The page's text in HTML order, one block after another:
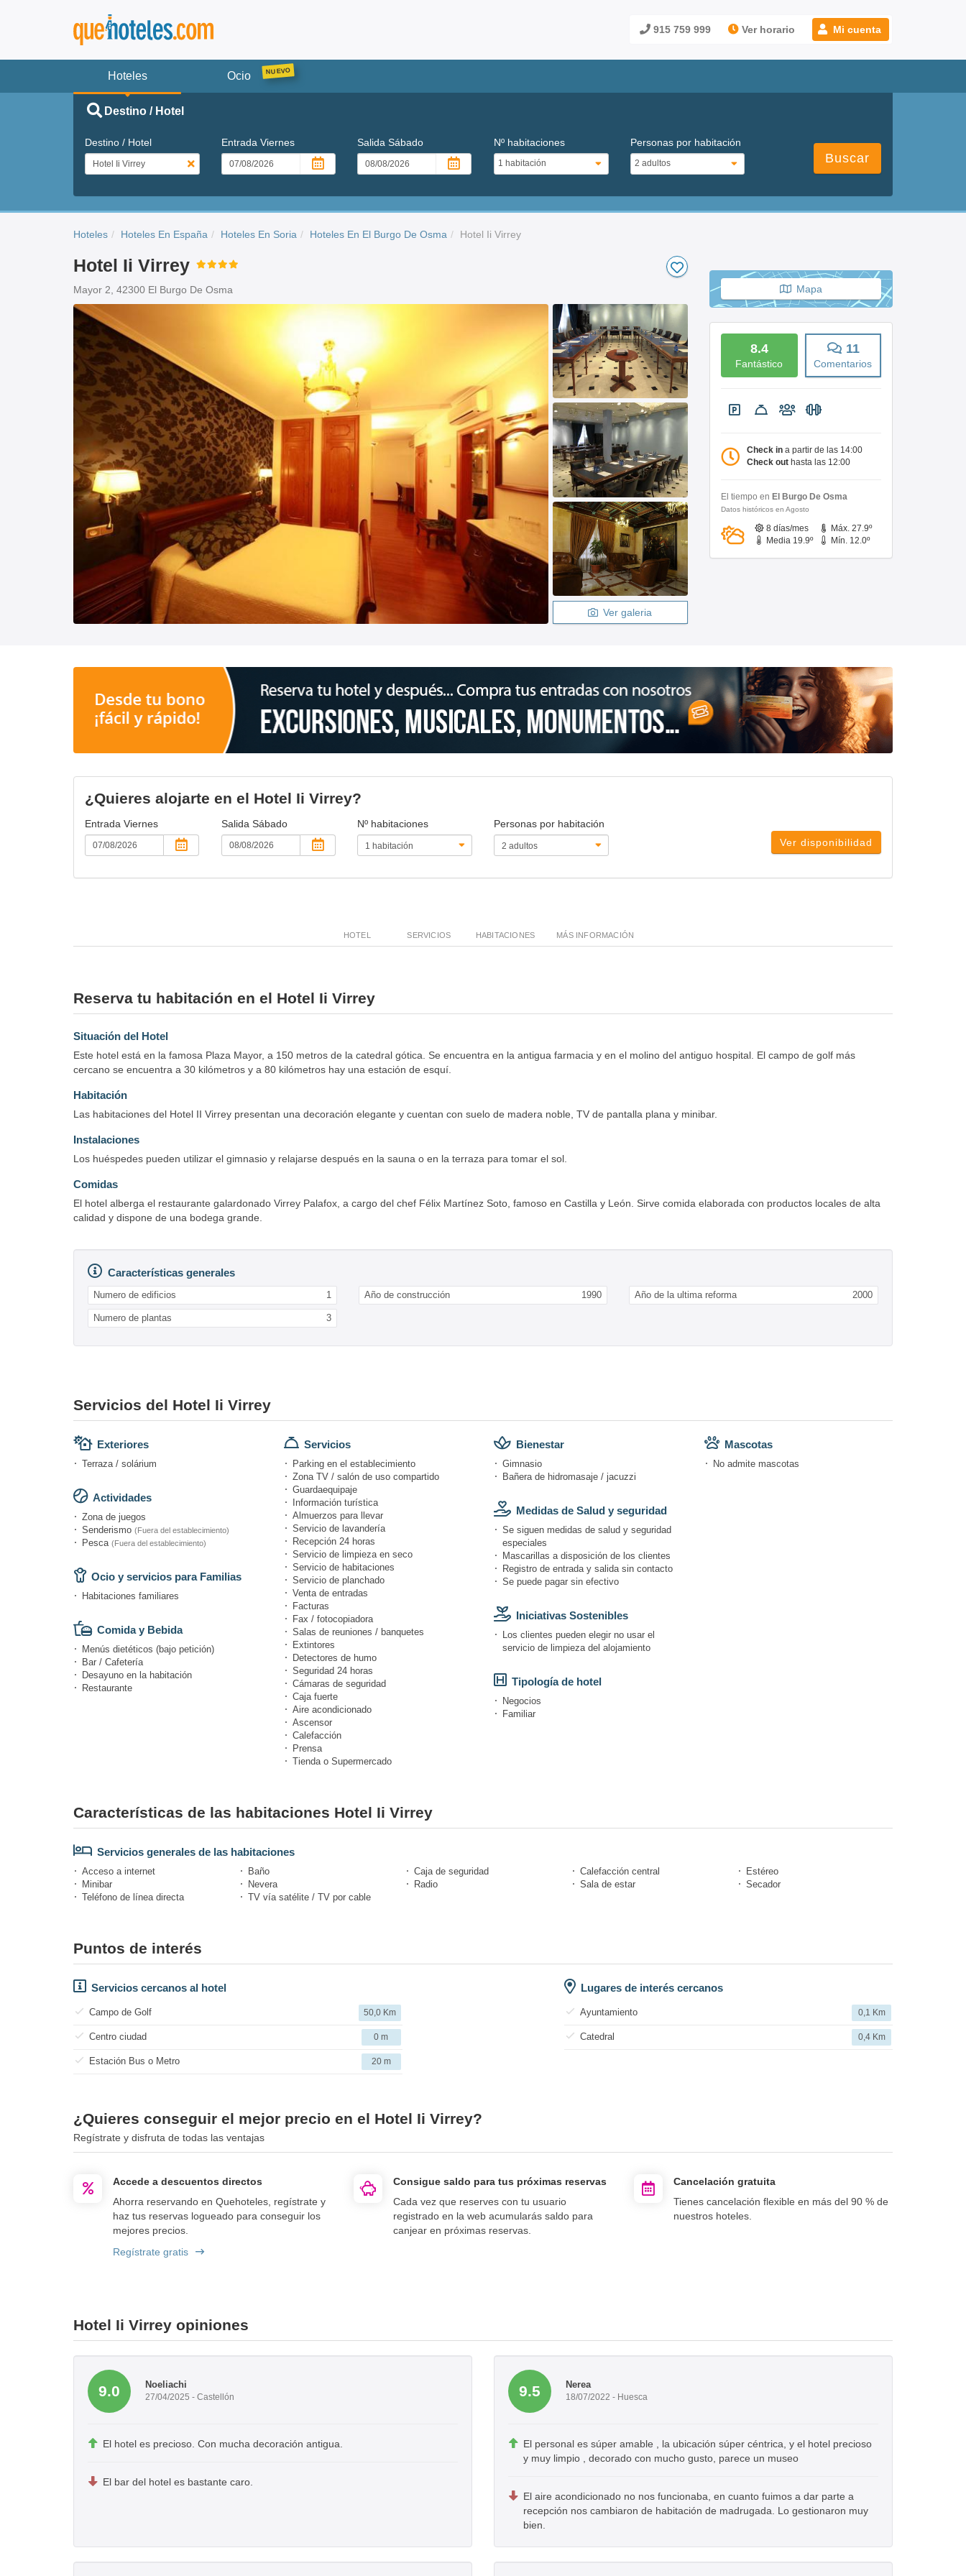
915 759 999 Ver horario Mi cuenta
Hoteles Ocio
Destino / Hotel
Destino / Hotel Entrada Viernes SalidaSábado Nº habitaciones Personas por habitación
Buscar
Hoteles Hoteles En España Hoteles En Soria Hoteles En El Burgo De Osma Hotel Ii Virrey
Hotel Ii Virrey
Mayor 2, 42300 El Burgo De Osma
Ver galeria
Mapa
8.4
Fantástico
11
Comentarios
Check in a partir de las 14:00
Check out hasta las 12:00
El tiempo en El Burgo De Osma
Datos históricos en Agosto
8 días/mes
Máx. 27.9º
Media 19.9º
Mín. 12.0º
¿Quieres alojarte en el Hotel Ii Virrey?
Entrada Viernes Salida Sábado Nº habitaciones
Personas por habitación
Ver disponibilidad
HOTEL SERVICIOS HABITACIONES MÁS INFORMACIÓN
Reserva tu habitación en el Hotel Ii Virrey
Situación del Hotel
Este hotel está en la famosa Plaza Mayor, a 150 metros de la catedral gótica. Se encuentra en la antigua farmacia y en el molino del antiguo hospital. El campo de golf más
cercano se encuentra a 30 kilómetros y a 80 kilómetros hay una estación de esquí.
Habitación
Las habitaciones del Hotel II Virrey presentan una decoración elegante y cuentan con suelo de madera noble, TV de pantalla plana y minibar.
Instalaciones
Los huéspedes pueden utilizar el gimnasio y relajarse después en la sauna o en la terraza para tomar el sol.
Comidas
El hotel alberga el restaurante galardonado Virrey Palafox, a cargo del chef Félix Martínez Soto, famoso en Castilla y León. Sirve comida elaborada con productos locales de alta
calidad y dispone de una bodega grande.
Características generales
Numero de edificios 1 Año de construcción 1990 Año de la ultima reforma 2000
Numero de plantas 3
Servicios del Hotel Ii Virrey
Exteriores
Terraza / solárium
Actividades
Zona de juegos
Senderismo (Fuera del establecimiento)
Pesca (Fuera del establecimiento)
Ocio y servicios para Familias
Habitaciones familiares
Comida y Bebida
Menús dietéticos (bajo petición)
Bar / Cafetería
Desayuno en la habitación
Restaurante
Servicios
Parking en el establecimiento
Zona TV / salón de uso compartido
Guardaequipaje
Información turística
Almuerzos para llevar
Servicio de lavandería
Recepción 24 horas
Servicio de limpieza en seco
Servicio de habitaciones
Servicio de planchado
Venta de entradas
Facturas
Fax / fotocopiadora
Salas de reuniones / banquetes
Extintores
Detectores de humo
Seguridad 24 horas
Cámaras de seguridad
Caja fuerte
Aire acondicionado
Ascensor
Calefacción
Prensa
Tienda o Supermercado
Bienestar
Gimnasio
Bañera de hidromasaje / jacuzzi
Medidas de Salud y seguridad
Se siguen medidas de salud y seguridad
especiales
Mascarillas a disposición de los clientes
Registro de entrada y salida sin contacto
Se puede pagar sin efectivo
Iniciativas Sostenibles
Los clientes pueden elegir no usar el
servicio de limpieza del alojamiento
Tipología de hotel
Negocios
Familiar
Mascotas
No admite mascotas
Características de las habitaciones Hotel Ii Virrey
Servicios generales de las habitaciones
Acceso a internet Baño Caja de seguridad Calefacción central
Estéreo
Minibar
Nevera Radio Sala de estar
Secador
Teléfono de línea directa
TV vía satélite / TV por cable
Puntos de interés
Servicios cercanos al hotel
Campo de Golf 50,0 Km
Centro ciudad 0 m
Estación Bus o Metro 20 m
Lugares de interés cercanos
Ayuntamiento 0,1 Km
Catedral 0,4 Km
¿Quieres conseguir el mejor precio en el Hotel Ii Virrey?
Regístrate y disfruta de todas las ventajas
Accede a descuentos directos
Ahorra reservando en Quehoteles, regístrate y
haz tus reservas logueado para conseguir los
mejores precios.
Regístrate gratis
Consigue saldo para tus próximas reservas
Cada vez que reserves con tu usuario
registrado en la web acumularás saldo para
canjear en próximas reservas.
Cancelación gratuita
Tienes cancelación flexible en más del 90 % de
nuestros hoteles.
Hotel Ii Virrey opiniones
9.0 Noeliachi
27/04/2025 - Castellón
El hotel es precioso. Con mucha decoración antigua.
El bar del hotel es bastante caro.
9.5 Nerea
18/07/2022 - Huesca
El personal es súper amable , la ubicación súper céntrica, y el hotel precioso
y muy limpio , decorado con mucho gusto, parece un museo
El aire acondicionado no nos funcionaba, en cuanto fuimos a dar parte a
recepción nos cambiaron de habitación de madrugada. Lo gestionaron muy
bien.